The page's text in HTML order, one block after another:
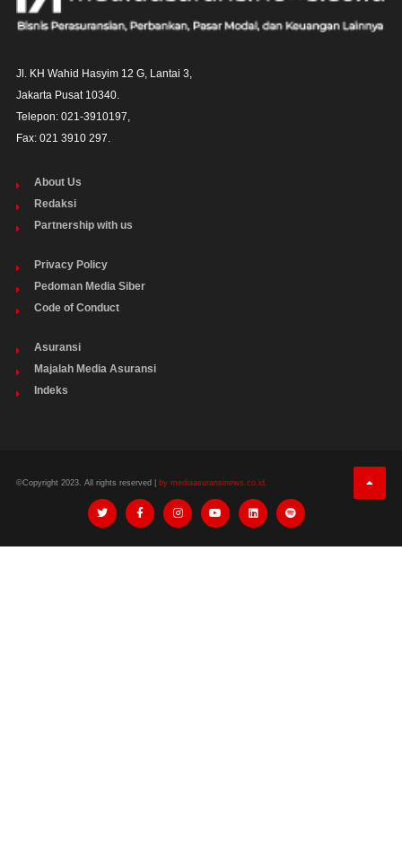
Jl. KH Wahid Hasyim 12 G, Lantai 3,
Jakarta Pusat 10340.
Telepon: 021-3910197,
Fax: 021 3910 297.
About Us
Redaksi
Partnership with us
Privacy Policy
Pedoman Media Siber
Code of Conduct
Asuransi
Majalah Media Asuransi
Indeks
©Copyright 2023. All rights reserved | by mediaasuransinews.co.id.